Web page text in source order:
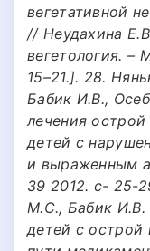
вегетативной
// Неудахина
вегетология. –
15–21.]. 28.
Бабик И.В.,
лечения
детей с
и выраженным
39 2012. с- 25-
М.С., Бабик И.В.
детей с острой